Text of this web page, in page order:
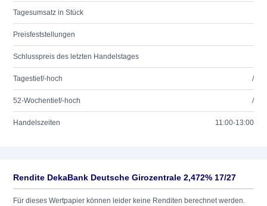
Tagesumsatz in Stück
Preisfeststellungen
Schlusspreis des letzten Handelstages
Tagestief/-hoch /
52-Wochentief/-hoch /
Handelszeiten 11:00-13:00
Rendite DekaBank Deutsche Girozentrale 2,472% 17/27
Für dieses Wertpapier können leider keine Renditen berechnet werden.